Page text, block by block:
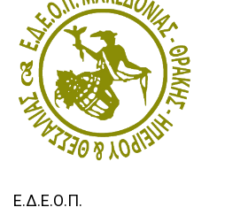
Ε.Δ.Ε.Ο.Π.